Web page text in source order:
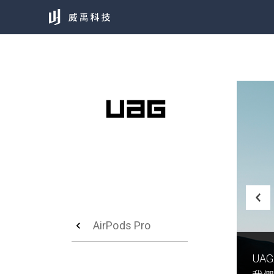
AirPods Pro